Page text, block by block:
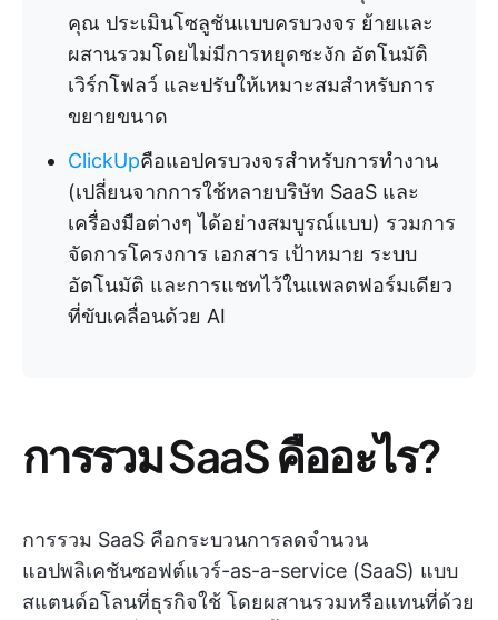
คุณ ประเมินโซลูชันแบบครบวงจร ย้ายและ
ผสานรวมโดยไม่มีการหยุดชะงัก อัตโนมัติ
เวิร์กโฟลว์ และปรับให้เหมาะสมสำหรับการ
ขยายขนาด
ClickUpคือแอปครบวงจรสำหรับการทำงาน
(เปลี่ยนจากการใช้หลายบริษัท SaaS และ
เครื่องมือต่างๆ ได้อย่างสมบูรณ์แบบ) รวมการ
จัดการโครงการ เอกสาร เป้าหมาย ระบบ
อัตโนมัติ และการแชทไว้ในแพลตฟอร์มเดียว
ที่ขับเคลื่อนด้วย AI
การรวม SaaS คืออะไร?
การรวม SaaS คือกระบวนการลดจำนวน
แอปพลิเคชันซอฟต์แวร์-as-a-service (SaaS) แบบ
สแตนด์อโลนที่ธุรกิจใช้ โดยผสานรวมหรือแทนที่ด้วย